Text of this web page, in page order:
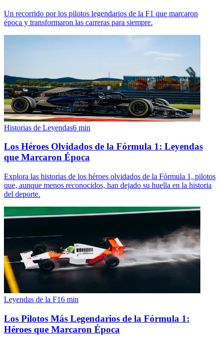
Un recorrido por los pilotos legendarios de la F1 que marcaron
época y transformaron las carreras para siempre.
Historias de Leyendas6 min
Los Héroes Olvidados de la Fórmula 1: Leyendas
que Marcaron Época
Explora las historias de los héroes olvidados de la Fórmula 1, pilotos
que, aunque menos reconocidos, han dejado su huella en la historia
del deporte.
Leyendas de la F16 min
Los Pilotos Más Legendarios de la Fórmula 1:
Héroes que Marcaron Época